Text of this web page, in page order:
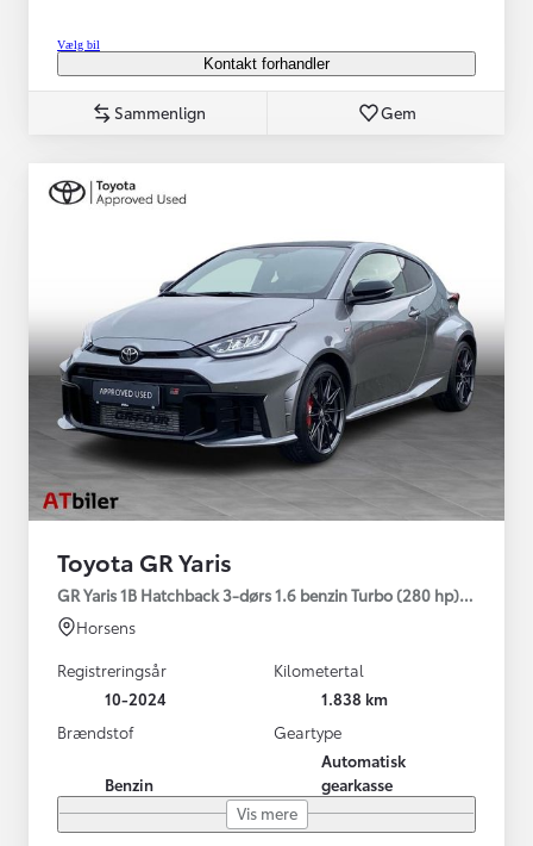
Vælg bil
Kontakt forhandler
Sammenlign Gem
Toyota GR Yaris
GR Yaris 1B Hatchback 3-dørs 1.6 benzin Turbo (280 hp) Aut.
Horsens
Registreringsår
10-2024
Kilometertal
1.838 km
Brændstof
Benzin
Geartype
Automatisk
gearkasse
Vis mere